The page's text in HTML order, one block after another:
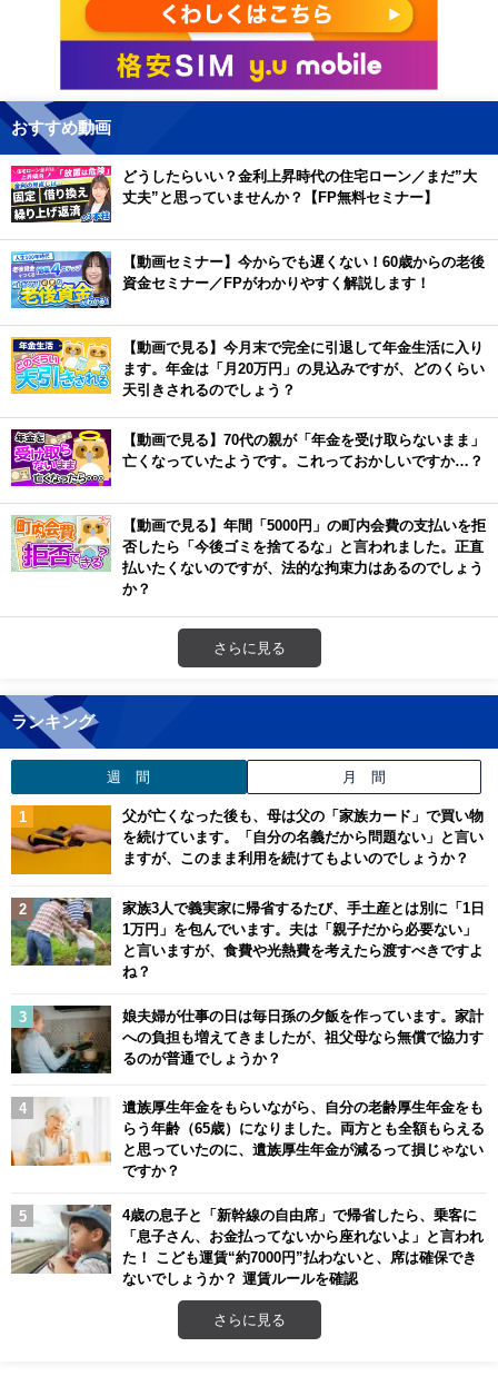
おすすめ動画
どうしたらいい？金利上昇時代の住宅ローン／まだ”大
丈夫”と思っていませんか？【FP無料セミナー】
【動画セミナー】今からでも遅くない！60歳からの老後
資金セミナー／FPがわかりやすく解説します！
【動画で見る】今月末で完全に引退して年金生活に入り
ます。年金は「月20万円」の見込みですが、どのくらい
天引きされるのでしょう？
【動画で見る】70代の親が「年金を受け取らないまま」
亡くなっていたようです。これっておかしいですか…？
【動画で見る】年間「5000円」の町内会費の支払いを拒
否したら「今後ゴミを捨てるな」と言われました。正直
払いたくないのですが、法的な拘束力はあるのでしょう
か？
さらに見る
ランキング
週 間 月 間
父が亡くなった後も、母は父の「家族カード」で買い物
を続けています。「自分の名義だから問題ない」と言い
ますが、このまま利用を続けてもよいのでしょうか？
家族3人で義実家に帰省するたび、手土産とは別に「1日
1万円」を包んでいます。夫は「親子だから必要ない」
と言いますが、食費や光熱費を考えたら渡すべきですよ
ね？
娘夫婦が仕事の日は毎日孫の夕飯を作っています。家計
への負担も増えてきましたが、祖父母なら無償で協力す
るのが普通でしょうか？
遺族厚生年金をもらいながら、自分の老齢厚生年金をも
らう年齢（65歳）になりました。両方とも全額もらえる
と思っていたのに、遺族厚生年金が減るって損じゃない
ですか？
4歳の息子と「新幹線の自由席」で帰省したら、乗客に
「息子さん、お金払ってないから座れないよ」と言われ
た！ こども運賃“約7000円”払わないと、席は確保でき
ないでしょうか？ 運賃ルールを確認
さらに見る